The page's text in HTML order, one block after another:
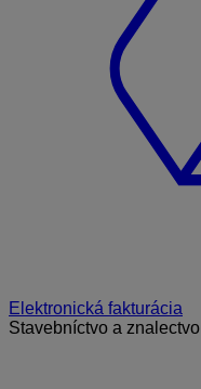
Elektronická fakturácia
Stavebníctvo a znalectvo